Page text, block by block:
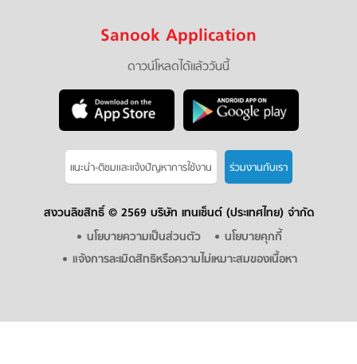
Sanook Application
ดาวน์โหลดได้แล้ววันนี้
แนะนำ-ติชมเเละแจ้งปัญหาการใช้งาน ร่วมงานกับเรา
สงวนลิขสิทธิ์ © 2569 บริษัท เทนเซ็นต์ (ประเทศไทย) จำกัด
นโยบายความเป็นส่วนตัว
นโยบายคุกกี้
แจ้งการละเมิดสิทธิหรือความไม่เหมาะสมของเนื้อหา